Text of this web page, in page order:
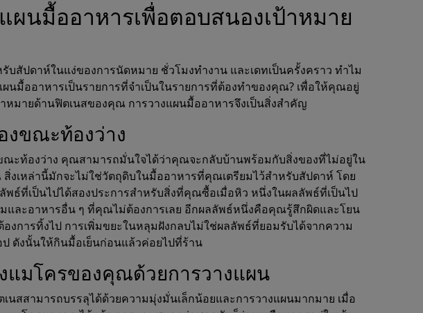
ผนมื้ออาหารเพื่อตอบสนองเป้าหมาย
บสัปดาห์ในแง่ของการนัดหมาย ชั่วโมงทำงาน และเดทเป็นครั้งคราว ทำไม
ผนมื้ออาหารเป็นรายการที่จำเป็นในรายการที่ต้องทำของคุณ? เพื่อให้คุณอยู่
าหมายด้านฟิตเนสของคุณ การวางแผนมื้ออาหารจึงเป็นสิ่งสำคัญ
งขณะท้องว่าง
ะท้องว่าง คุณสามารถมั่นใจได้ว่าคุณจะกลับบ้านพร้อมกับสิ่งของที่ไม่อยู่ใน
งเหล่านี้มักจะไม่ใช่วัตถุดิบในมื้ออาหารที่คุณเตรียมไว้สำหรับสัปดาห์ โดย
พธ์ที่เป็นไปได้สองประการสำหรับสิ่งที่คุณซื้อเมื่อหิว หนึ่งในผลลัพธ์ที่เป็นไป
ละอาหารอื่น ๆ ที่คุณไม่ต้องการเลย อีกผลลัพธ์หนึ่งคือคุณรู้สึกผิดและโยน
งการทิ้งไป การเพิ่มขยะในหลุมฝังกลบไม่ใช่ผลลัพธ์ที่ยอมรับได้จากความ
ป ดังนั้นให้กินมื้อเย็นก่อนแล้วค่อยไปที่ร้าน
แมโครของคุณด้วยการวางแผน
เนสสามารถบรรลุได้ด้วยความมุ่งมั่นเล็กน้อยและการวางแผนมากมาย เมื่อ
สร้าง
แผนมื้ออาหาร
รรับประทานอาหารที่บรรลุเป้าหมายหลักและแคลอรี่ของคุณ
ทันที